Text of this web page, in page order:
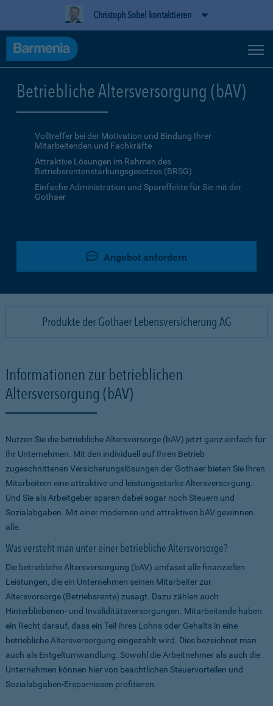
Christoph Sobel kontaktieren
Betriebliche Altersversorgung (bAV)
Volltreffer bei der Motivation und Bindung Ihrer
Mitarbeitenden und Fachkräfte
Attraktive Lösungen im Rahmen des
Betriebsrentenstärkungsgesetzes (BRSG)
Einfache Administration und Spareffekte für Sie mit der
Gothaer
Angebot anfordern
Produkte der Gothaer Lebensversicherung AG
Informationen zur betrieblichen
Altersversorgung (bAV)
Nutzen Sie die betriebliche Altersvorsorge (bAV) jetzt ganz einfach für
Ihr Unternehmen. Mit den individuell auf Ihren Betrieb
zugeschnittenen Versicherungslösungen der Gothaer bieten Sie Ihren
Mitarbeitern eine attraktive und leistungsstarke Altersversorgung.
Und Sie als Arbeitgeber sparen dabei sogar noch Steuern und
Sozialabgaben. Mit einer modernen und attraktiven bAV gewinnen
alle.
Was versteht man unter einer betriebliche Altersvorsorge?
Die betriebliche Altersversorgung (bAV) umfasst alle finanziellen
Leistungen, die ein Unternehmen seinen Mitarbeiter zur
Altersvorsorge (Betriebsrente) zusagt. Dazu zählen auch
Hinterbliebenen- und Invaliditätsversorgungen. Mitarbeitende haben
ein Recht darauf, dass ein Teil ihres Lohns oder Gehalts in eine
betriebliche Altersversorgung eingezahlt wird. Dies bezeichnet man
auch als Entgeltumwandlung. Sowohl die Arbeitnehmer als auch die
Unternehmen können hier von beachtlichen Steuervorteilen und
Sozialabgaben-Ersparnissen profitieren.